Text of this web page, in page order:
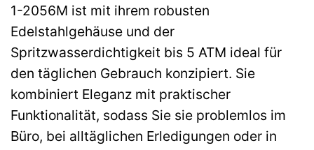
1-2056M ist mit ihrem robusten
Edelstahlgehäuse und der
Spritzwasserdichtigkeit bis 5 ATM ideal für
den täglichen Gebrauch konzipiert. Sie
kombiniert Eleganz mit praktischer
Funktionalität, sodass Sie sie problemlos im
Büro, bei alltäglichen Erledigungen oder in